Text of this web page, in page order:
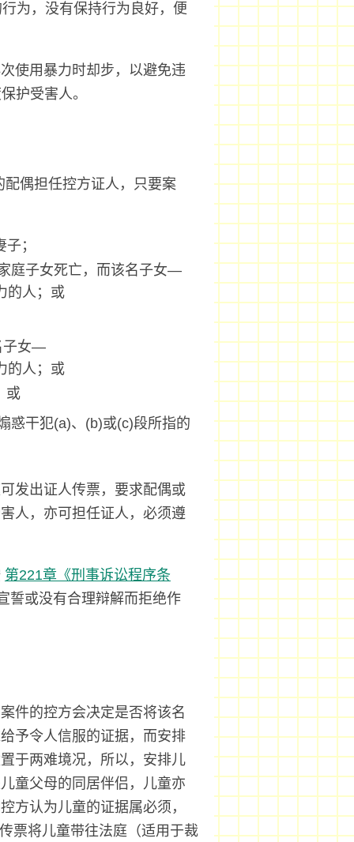
为，没有保持行为良好，便
使用暴力时却步，以避免违
护受害人。
偶担任控方证人，只要案
；
庭子女死亡，而该名子女—
的人；或
子女—
的人；或
或
惑干犯(a)、(b)或(c)段所指的
发出证人传票，要求配偶或
人，亦可担任证人，必须遵
第221章《刑事诉讼程序条
誓或没有合理辩解而拒绝作
件的控方会决定是否将该名
予令人信服的证据，而安排
于两难境况，所以，安排儿
童父母的同居伴侣，儿童亦
方认为儿童的证据属必须，
票将儿童带往法庭（适用于裁